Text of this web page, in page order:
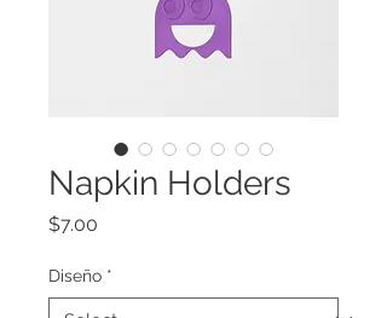
Napkin Holders
$7.00
Diseño *